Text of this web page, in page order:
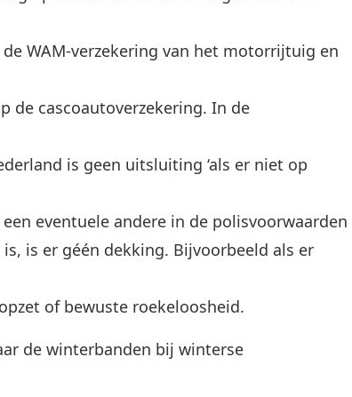
WAM-verzekering van het motorrijtuig en
de cascoautoverzekering. In de
is geen uitsluiting ‘als er niet op
eventuele andere in de polisvoorwaarden
is er géén dekking. Bijvoorbeeld als er
of bewuste roekeloosheid.
de winterbanden bij winterse